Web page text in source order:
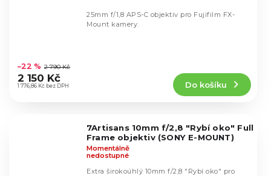
hodnocení
produktu
je
1 776,86 Kč bez DPH
–22 % 2 790 Kč
2 150 Kč
Do košíku
25mm f/1,8 APS-C objektiv pro Fujifilm FX-
Mount kamery.
7Artisans 10mm f/2,8 "Rybí oko" Full
Frame objektiv (SONY E-MOUNT)
Momentálně
nedostupné
Extra širokoúhlý 10mm f/2,8 "Rybí oko" pro